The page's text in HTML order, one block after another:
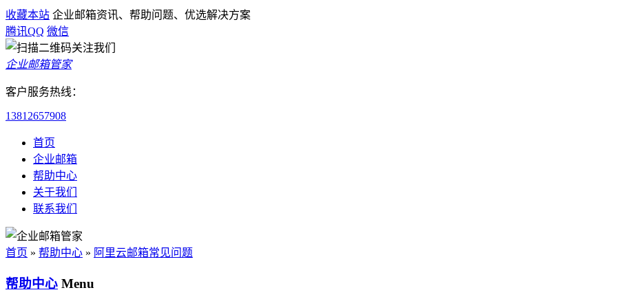
收藏本站 企业邮箱资讯、帮助问题、优选解决方案
腾讯QQ 微信
企业邮箱管家
客户服务热线：
13812657908
首页
企业邮箱
帮助中心
关于我们
联系我们
首页 » 帮助中心 » 阿里云邮箱常见问题
帮助中心 Menu